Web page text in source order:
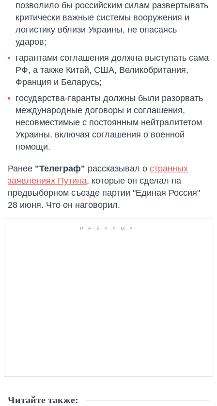
позволило бы российским силам развертывать
критически важные системы вооружения и
логистику вблизи Украины, не опасаясь
ударов;
гарантами соглашения должна выступать сама
РФ, а также Китай, США, Великобритания,
Франция и Беларусь;
государства-гаранты должны были разорвать
международные договоры и соглашения,
несовместимые с постоянным нейтралитетом
Украины, включая соглашения о военной
помощи.
Ранее "Телеграф" рассказывал о странных
заявлениях Путина, которые он сделал на
предвыборном съезде партии "Единая Россия"
28 июня. Что он наговорил.
Читайте также: